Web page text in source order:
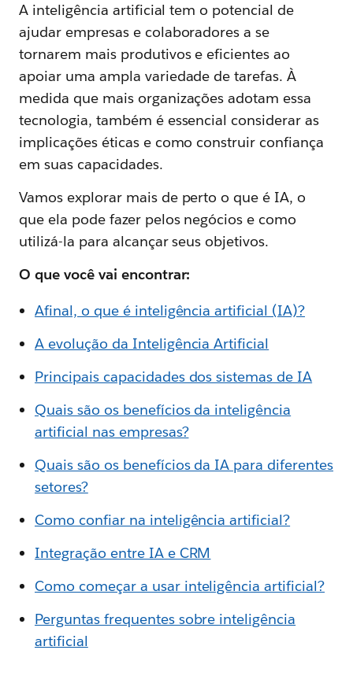
A inteligência artificial tem o potencial de
ajudar empresas e colaboradores a se
tornarem mais produtivos e eficientes ao
apoiar uma ampla variedade de tarefas. À
medida que mais organizações adotam essa
tecnologia, também é essencial considerar as
implicações éticas e como construir confiança
em suas capacidades.
Vamos explorar mais de perto o que é IA, o
que ela pode fazer pelos negócios e como
utilizá-la para alcançar seus objetivos.
O que você vai encontrar:
Afinal, o que é inteligência artificial (IA)?
A evolução da Inteligência Artificial
Principais capacidades dos sistemas de IA
Quais são os benefícios da inteligência
artificial nas empresas?
Quais são os benefícios da IA para diferentes
setores?
Como confiar na inteligência artificial?
Integração entre IA e CRM
Como começar a usar inteligência artificial?
Perguntas frequentes sobre inteligência
artificial